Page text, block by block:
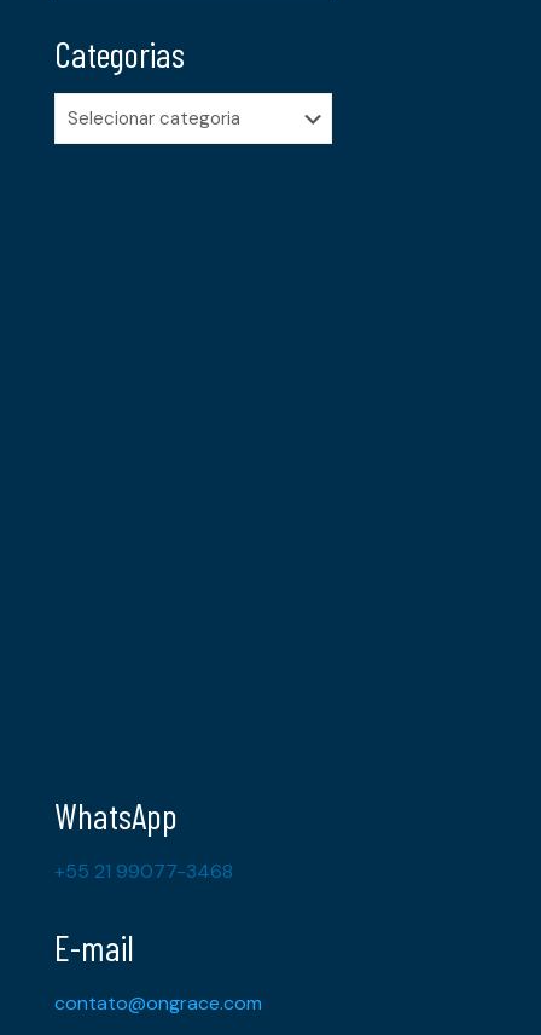
Categorias
Categorias
WhatsApp
+55 21 99077-3468
E-mail
contato@ongrace.com